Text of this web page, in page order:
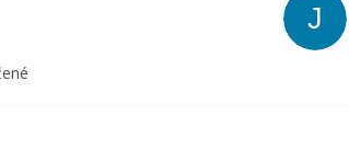
je 5 z 5 hviezdičiek. J